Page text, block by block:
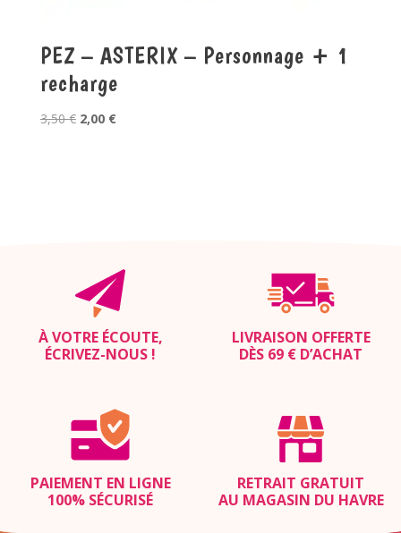
PEZ – ASTERIX – Personnage + 1
recharge
3,50€ Le
2,00 €Le
À VOTRE ÉCOUTE,
ÉCRIVEZ-NOUS !
LIVRAISON OFFERTE
DÈS 69 € D’ACHAT
PAIEMENT EN LIGNE
100% SÉCURISÉ
RETRAIT GRATUIT
AU MAGASIN DU HAVRE